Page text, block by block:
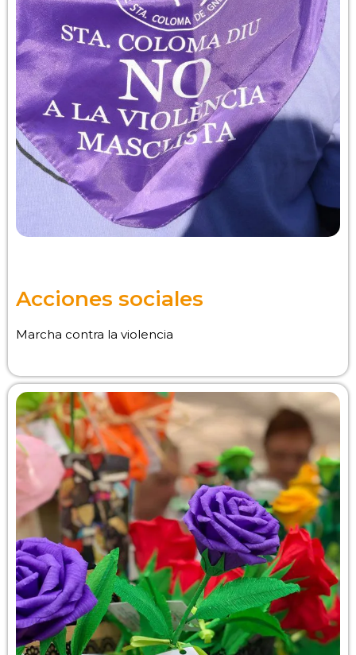
Acciones sociales
Marcha contra la violencia